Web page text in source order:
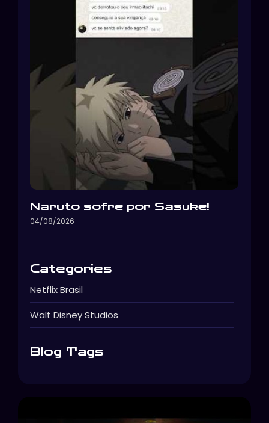
Naruto sofre por Sasuke!
04/08/2026
Categories
Netflix Brasil
Walt Disney Studios
Blog Tags